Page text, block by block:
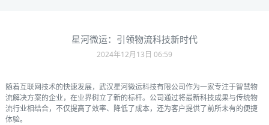
星河微运：引领物流科技新时代
2024年12月13日 06:59
随着互联网技术的快速发展，武汉星河微运科技有限公司作为一家专注于智慧物
流解决方案的企业，在业界树立了新的标杆。公司通过将最新科技成果与传统物
流行业相结合，不仅提高了效率、降低了成本，还为客户提供了前所未有的便捷
体验。